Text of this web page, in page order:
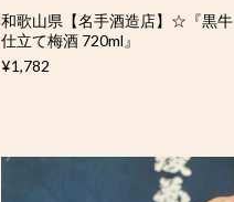
和歌山県【名手酒造店】☆『黒牛
仕立て梅酒 720ml』
¥1,782